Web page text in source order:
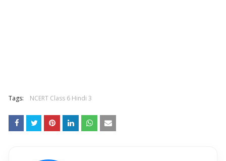
Tags: NCERT Class 6 Hindi 3